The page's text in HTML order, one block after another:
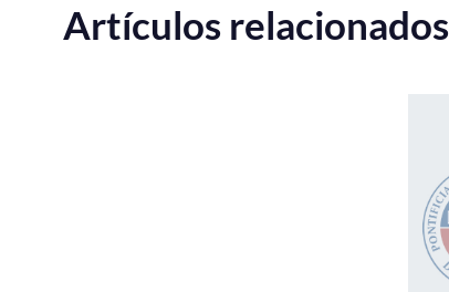
Artículos relacionados